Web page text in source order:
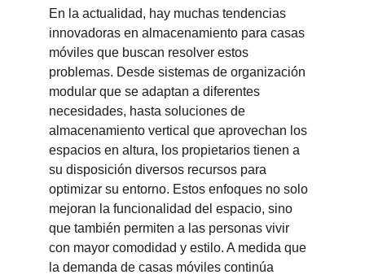
En la actualidad, hay muchas tendencias
innovadoras en almacenamiento para casas
móviles que buscan resolver estos
problemas. Desde sistemas de organización
modular que se adaptan a diferentes
necesidades, hasta soluciones de
almacenamiento vertical que aprovechan los
espacios en altura, los propietarios tienen a
su disposición diversos recursos para
optimizar su entorno. Estos enfoques no solo
mejoran la funcionalidad del espacio, sino
que también permiten a las personas vivir
con mayor comodidad y estilo. A medida que
la demanda de casas móviles continúa